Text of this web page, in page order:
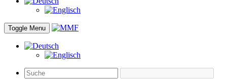
Toggle Menu